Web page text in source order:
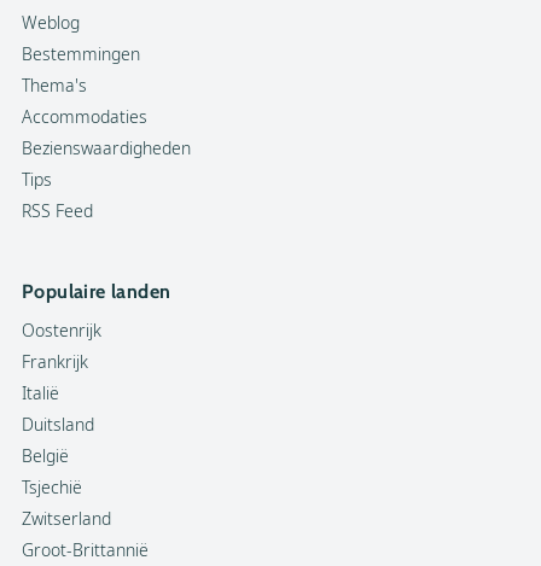
Weblog
Bestemmingen
Thema's
Accommodaties
Bezienswaardigheden
Tips
RSS Feed
Populaire landen
Oostenrijk
Frankrijk
Italië
Duitsland
België
Tsjechië
Zwitserland
Groot-Brittannië